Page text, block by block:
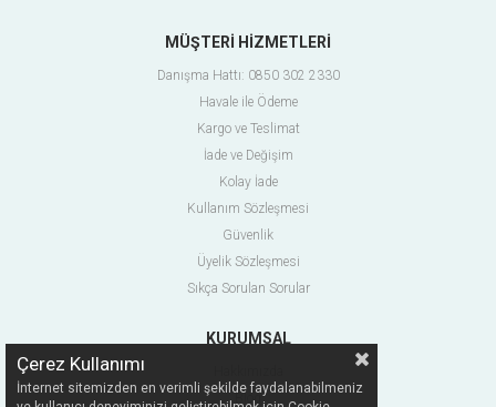
MÜŞTERİ HİZMETLERİ
Danışma Hattı: 0850 302 2330
Havale ile Ödeme
Kargo ve Teslimat
İade ve Değişim
Kolay İade
Kullanım Sözleşmesi
Güvenlik
Üyelik Sözleşmesi
Sıkça Sorulan Sorular
KURUMSAL
Blog
Çerez Kullanımı
İnternet sitemizden en verimli şekilde faydalanabilmeniz